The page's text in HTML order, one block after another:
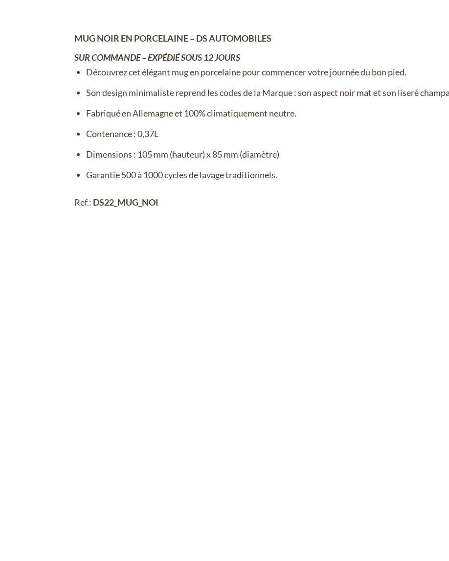
MUG NOIR EN PORCELAINE – DS AUTOMOBILES
SUR COMMANDE – EXPÉDIÉ SOUS 12 JOURS
Découvrez cet élégant mug en porcelaine pour commencer votre journée du bon pied.
Son design minimaliste reprend les codes de la Marque : son aspect noir mat et son liseré
Fabriqué en Allemagne et 100% climatiquement neutre.
Contenance : 0,37L
Dimensions : 105 mm (hauteur) x 85 mm (diamètre)
Garantie 500 à 1000 cycles de lavage traditionnels.
Ref.: DS22_MUG_NOI